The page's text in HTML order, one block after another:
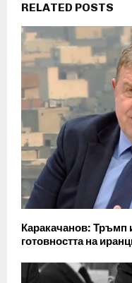
RELATED POSTS
Каракачанов: Тръмп
готовността на